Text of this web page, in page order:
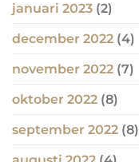
januari 2023 (2)
december 2022 (4)
november 2022 (7)
oktober 2022 (8)
september 2022 (8)